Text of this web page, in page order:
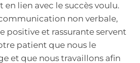
lien avec le succès voulu.
non verbale,
positive et rassurante servent
patient que nous le
et que nous travaillons afin